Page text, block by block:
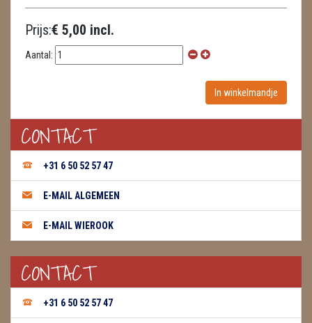
ZAKJES WATER ELIXERS
Prijs:€ 5,00 incl.
Aantal:
CONTACT
+31 6 50 52 57 47
E-MAIL ALGEMEEN
E-MAIL WIEROOK
CONTACT
+31 6 50 52 57 47